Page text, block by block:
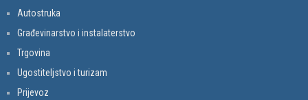
Autostruka
Građevinarstvo i instalaterstvo
Trgovina
Ugostiteljstvo i turizam
Prijevoz